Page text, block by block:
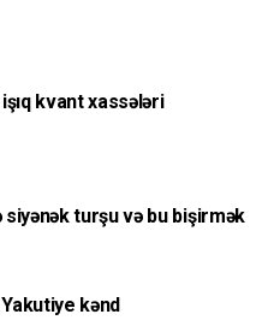
kvant xassələri
turşu və bu bişirmək
kənd